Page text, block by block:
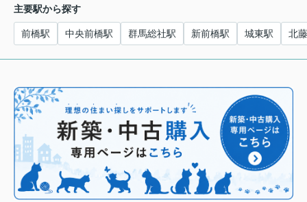
主要駅から探す
前橋駅 中央前橋駅 群馬総社駅 新前橋駅 城東駅 北